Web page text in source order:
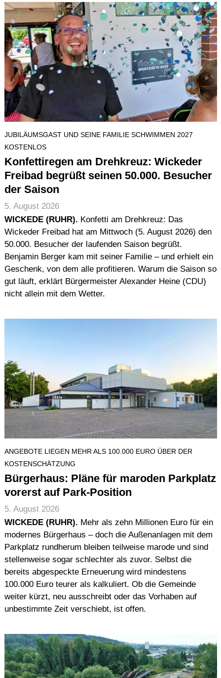
JUBILÄUMSGAST UND SEINE FAMILIE SCHWIMMEN 2027
KOSTENLOS
Konfettiregen am Drehkreuz: Wickeder
Freibad begrüßt seinen 50.000. Besucher
der Saison
5. August 2026
WICKEDE (RUHR). Konfetti am Drehkreuz: Das
Wickeder Freibad hat am Mittwoch (5. August 2026) den
50.000. Besucher der laufenden Saison begrüßt.
Benjamin Berger kam mit seiner Familie – und erhielt ein
Geschenk, von dem alle profitieren. Warum die Saison so
gut läuft, erklärt Bürgermeister Alexander Heine (CDU)
nicht allein mit dem Wetter.
ANGEBOTE LIEGEN MEHR ALS 100.000 EURO ÜBER DER
KOSTENSCHÄTZUNG
Bürgerhaus: Pläne für maroden Parkplatz
vorerst auf Park-Position
5. August 2026
WICKEDE (RUHR). Mehr als zehn Millionen Euro für ein
modernes Bürgerhaus – doch die Außenanlagen mit dem
Parkplatz rundherum bleiben teilweise marode und sind
stellenweise sogar schlechter als zuvor. Selbst die
bereits abgespeckte Erneuerung wird mindestens
100.000 Euro teurer als kalkuliert. Ob die Gemeinde
weiter kürzt, neu ausschreibt oder das Vorhaben auf
unbestimmte Zeit verschiebt, ist offen.